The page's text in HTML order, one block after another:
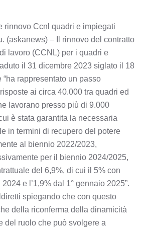
rinnovo Ccnl quadri e impiegati
(askanews) – Il rinnovo del contratto
lavoro (CCNL) per i quadri e
il 31 dicembre 2023 siglato il 18
rappresentato un passo
ai circa 40.000 tra quadri ed
lavorano presso più di 9.000
è stata garantita la necessaria
in termini di recupero del potere
al biennio 2022/2023,
per il biennio 2024/2025,
del 6,9%, di cui il 5% con
e l’1,9% dal 1° gennaio 2025”.
spiegando che con questo
della riconferma della dinamicità
del ruolo che può svolgere a